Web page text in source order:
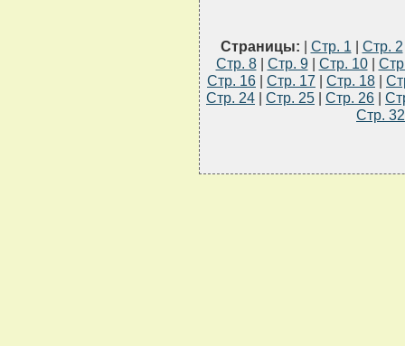
Страницы: | Стр. 1 | Стр. 2
Стр. 8| Стр. 9| Стр. 10|
Стр. 16 | Стр. 17 | Стр. 18 |
Стр. 24 | Стр. 25 | Стр. 26 |
Стр. 32